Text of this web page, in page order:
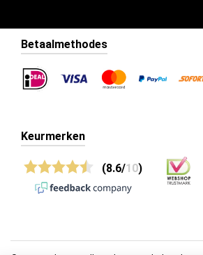
Betaalmethodes
Keurmerken
(8.6/10)